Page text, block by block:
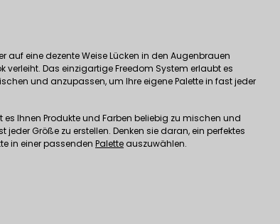
auf eine dezente Weise Lücken in den Augenbrauen
Das einzigartige Freedom System erlaubt es
und anzupassen, um Ihre eigene Palette in fast jeder
Ihnen Produkte und Farben beliebig zu mischen und
Größe zu erstellen. Denken sie daran, ein perfektes
in einer passenden Palette auszuwählen.